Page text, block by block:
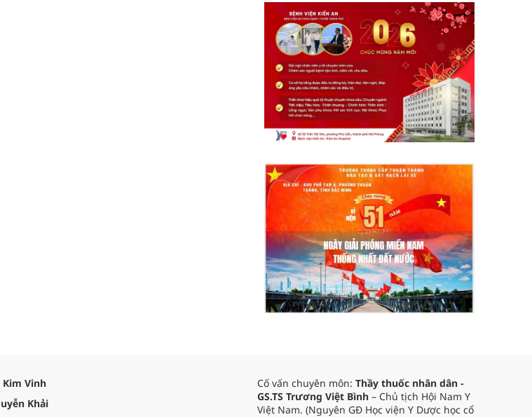
Kim Vinh
Khải
Cố vấn chuyên môn: Thầy thuốc nhân dân -
GS.TS Trương Việt Bình – Chủ tịch Hội Nam Y
Việt Nam. (Nguyên GĐ Học viện Y Dược học cổ